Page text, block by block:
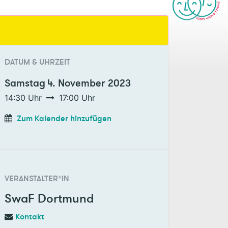
DATUM & UHRZEIT
Samstag 4. November 2023
14:30 Uhr 17:00 Uhr
Zum Kalender hinzufügen
VERANSTALTER*IN
SwaF Dortmund
Kontakt